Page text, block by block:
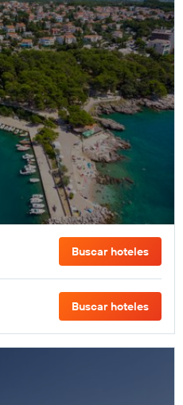
Buscar hoteles
Buscar hoteles